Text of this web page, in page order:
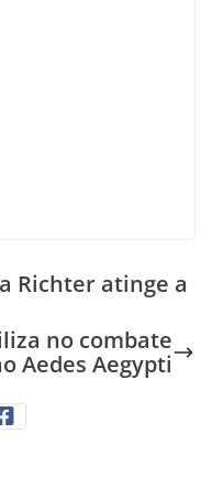
Richter atinge a
no combate
Aedes Aegypti